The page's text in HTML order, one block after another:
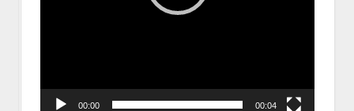
00:00 00:04